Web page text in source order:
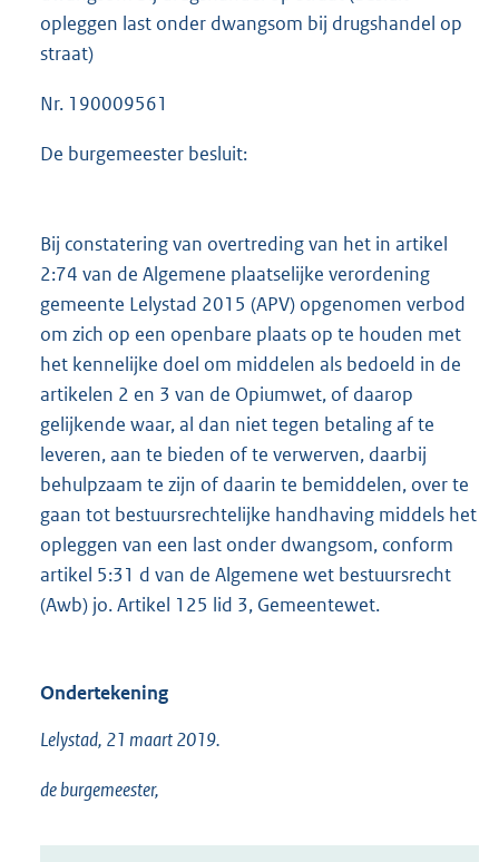
opleggen last onder dwangsom bij drugshandel op
straat)
Nr. 190009561
De burgemeester besluit:
Bij constatering van overtreding van het in artikel
2:74 van de Algemene plaatselijke verordening
gemeente Lelystad 2015 (APV) opgenomen verbod
om zich op een openbare plaats op te houden met
het kennelijke doel om middelen als bedoeld in de
artikelen 2 en 3 van de Opiumwet, of daarop
gelijkende waar, al dan niet tegen betaling af te
leveren, aan te bieden of te verwerven, daarbij
behulpzaam te zijn of daarin te bemiddelen, over te
gaan tot bestuursrechtelijke handhaving middels het
opleggen van een last onder dwangsom, conform
artikel 5:31 d van de Algemene wet bestuursrecht
(Awb) jo. Artikel 125 lid 3, Gemeentewet.
Ondertekening
Lelystad, 21 maart 2019.
de burgemeester,